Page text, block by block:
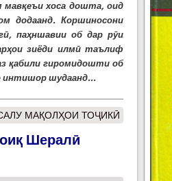
мавқеъи хоса дошта, оид
додаанд. Коршиносони
паҳншавии об дар рӯи
зиёди илмӣ таълиф
қабили гиромидошти об
интишор шудаанд...
МАҚОЛҲОИ ТОҶИКӢ
Шералӣ